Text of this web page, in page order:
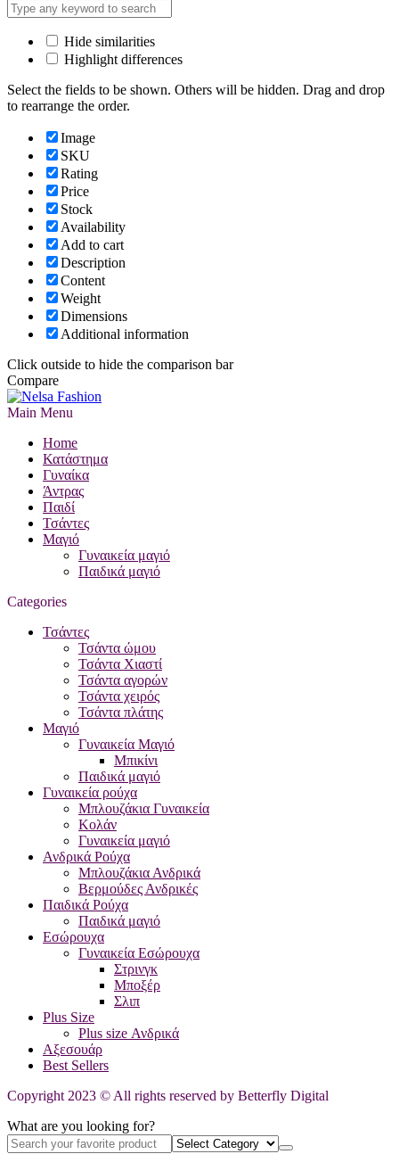
Hide similarities
Highlight differences
Select the fields to be shown. Others will be hidden. Drag and drop
to rearrange the order.
Image
SKU
Rating
Price
Stock
Availability
Add to cart
Description
Content
Weight
Dimensions
Additional information
Click outside to hide the comparison bar
Compare
Main Menu
Home
Κατάστημα
Γυναίκα
Άντρας
Παιδί
Τσάντες
Μαγιό
Γυναικεία μαγιό
Παιδικά μαγιό
Categories
Τσάντες
Τσάντα ώμου
Τσάντα Χιαστί
Τσάντα αγορών
Τσάντα χειρός
Τσάντα πλάτης
Μαγιό
Γυναικεία Μαγιό
Μπικίνι
Παιδικά μαγιό
Γυναικεία ρούχα
Μπλουζάκια Γυναικεία
Κολάν
Γυναικεία μαγιό
Ανδρικά Ρούχα
Μπλουζάκια Ανδρικά
Βερμούδες Ανδρικές
Παιδικά Ρούχα
Παιδικά μαγιό
Εσώρουχα
Γυναικεία Εσώρουχα
Στρινγκ
Μποξέρ
Σλιπ
Plus Size
Plus size Ανδρικά
Αξεσουάρ
Best Sellers
Copyright 2023 © All rights reserved by Betterfly Digital
What are you looking for?